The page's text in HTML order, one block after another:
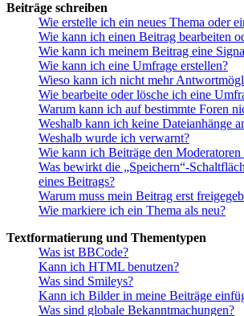
Beiträge schreiben
Wie erstelle ich ein neues Thema oder
Wie kann ich einen Beitrag bearbeiten
Wie kann ich meinem Beitrag eine
Wie kann ich eine Umfrage erstellen?
Wieso kann ich nicht mehr
Wie bearbeite oder lösche ich eine
Warum kann ich auf bestimmte Foren
Weshalb kann ich keine Dateianhänge
Weshalb wurde ich verwarnt?
Wie kann ich Beiträge den Moderatoren
Was bewirkt die „Speichern“-
eines Beitrags?
Warum muss mein Beitrag erst
Wie markiere ich ein Thema als neu?
Textformatierung und Thementypen
Was ist BBCode?
Kann ich HTML benutzen?
Was sind Smileys?
Kann ich Bilder in meine Beiträge
Was sind globale Bekanntmachungen?